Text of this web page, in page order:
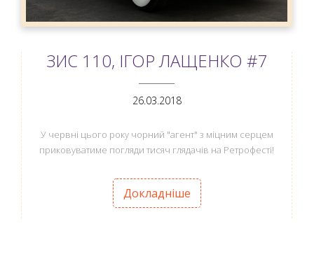
ЗИC 110, ІГОР ЛАЩЕНКО #7
26.03.2018
У червні цього року чорний "агент" з міцним серцем
приковуватиме погляди тисяч глядачів на Ретрофесті!
Докладніше